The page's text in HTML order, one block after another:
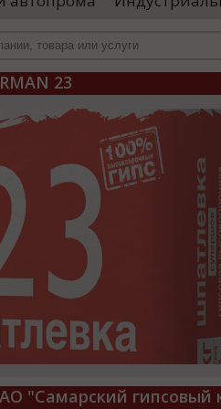
центрами.
23
"Самарский гипсовый